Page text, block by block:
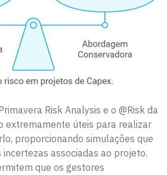
Risk Analysis e o @Risk da
extremamente úteis para realizar
proporcionando simulações que
associadas ao projeto.
que os gestores